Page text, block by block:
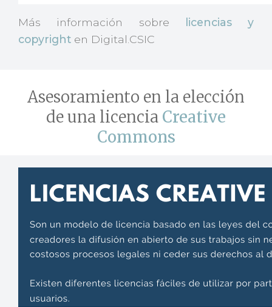
Más información sobre
licencias y
copyright en Digital.CSIC
Asesoramiento en la elección
de una licencia Creative
Commons